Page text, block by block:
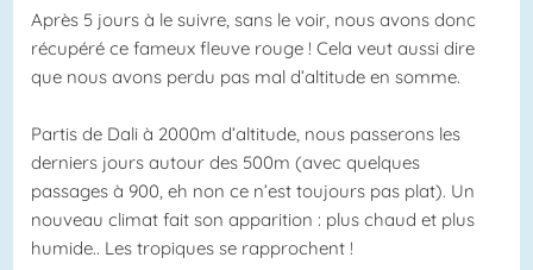
Après 5 jours à le suivre, sans le voir, nous avons donc
récupéré ce fameux fleuve rouge ! Cela veut aussi dire
que nous avons perdu pas mal d’altitude en somme.
Partis de Dali à 2000m d’altitude, nous passerons les
derniers jours autour des 500m (avec quelques
passages à 900, eh non ce n’est toujours pas plat). Un
nouveau climat fait son apparition : plus chaud et plus
humide.. Les tropiques se rapprochent !